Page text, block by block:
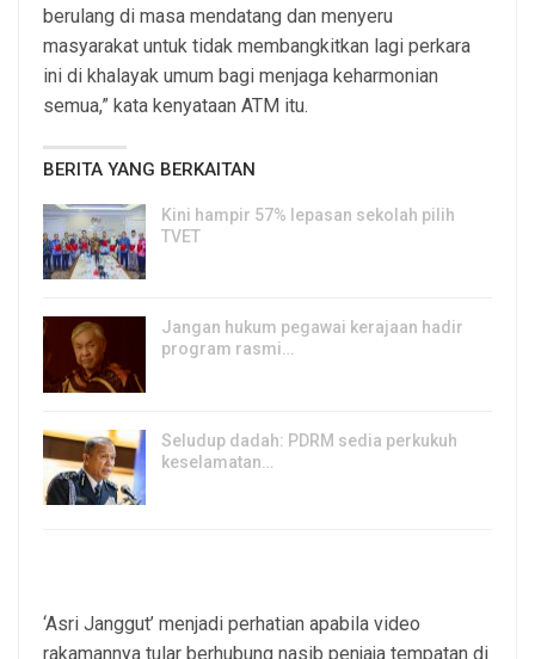
berulang di masa mendatang dan menyeru
masyarakat untuk tidak membangkitkan lagi perkara
ini di khalayak umum bagi menjaga keharmonian
semua,” kata kenyataan ATM itu.
BERITA YANG BERKAITAN
Kini hampir 57% lepasan sekolah pilih
TVET
Jangan hukum pegawai kerajaan hadir
program rasmi…
Seludup dadah: PDRM sedia perkukuh
keselamatan…
‘Asri Janggut’ menjadi perhatian apabila video
rakamannya tular berhubung nasib penjaja tempatan di